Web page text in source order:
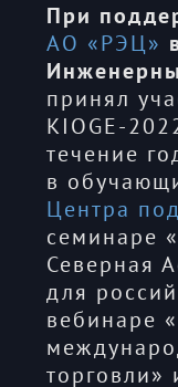
При
АО «РЭЦ»
принял
KIOGE-
течение
в
Центра
семинаре
Северная
для
вебинаре
торговли»